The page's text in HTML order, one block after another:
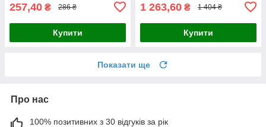
257,40 ₴ 286 ₴
Купити
1 263,60 ₴ 1 404 ₴
Купити
Показати ще
Про нас
100% позитивних з 30 відгуків за рік